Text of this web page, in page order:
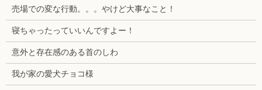
売場での変な行動。。。やけど大事なこと！
寝ちゃったっていいんですよー！
意外と存在感のある首のしわ
我が家の愛犬チョコ様